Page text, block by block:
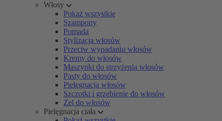
Włosy
Pokaż wszystkie
Szampony
Pomada
Stylizacja włosów
Przeciw wypadaniu włosów
Kremy do włosów
Maszynki do strzyżenia włosów
Pasty do włosów
Pielęgnacja włosów
Szczotki i grzebienie do włosów
Żel do włosów
Pielęgnacja ciała